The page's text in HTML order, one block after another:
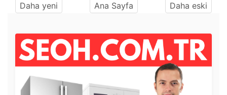
Daha yeni Ana Sayfa Daha eski